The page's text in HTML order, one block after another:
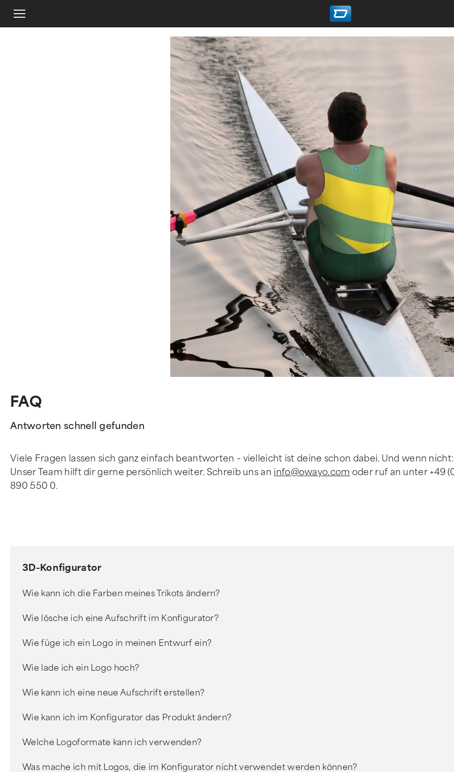
FAQ
Antworten schnell gefunden
Viele Fragen lassen sich ganz einfach beantworten – vielleicht ist deine schon dabei. Und wenn nicht:
Unser Team hilft dir gerne persönlich weiter. Schreib uns an info@owayo.com oder ruf an unter +49
890 550 0.
3D-Konfigurator
Wie kann ich die Farben meines Trikots ändern?
Wie lösche ich eine Aufschrift im Konfigurator?
Wie füge ich ein Logo in meinen Entwurf ein?
Wie lade ich ein Logo hoch?
Wie kann ich eine neue Aufschrift erstellen?
Wie kann ich im Konfigurator das Produkt ändern?
Welche Logoformate kann ich verwenden?
Was mache ich mit Logos, die im Konfigurator nicht verwendet werden können?